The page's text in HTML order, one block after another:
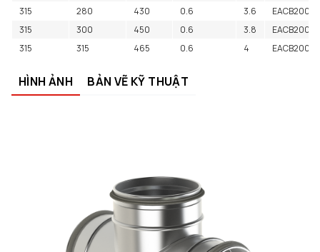
315
280 430 0.6 3.6
315
300 450 0.6 3.8
315
315 465 0.6 4
HÌNH ẢNH BẢN VẼ KỸ THUẬT